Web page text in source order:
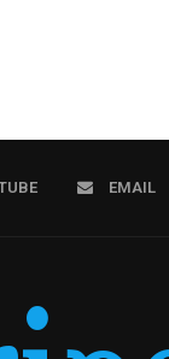
EMAIL